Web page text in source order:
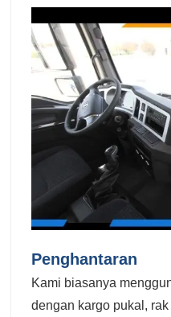
Penghantaran
Kami biasanya
dengan kargo pukal,